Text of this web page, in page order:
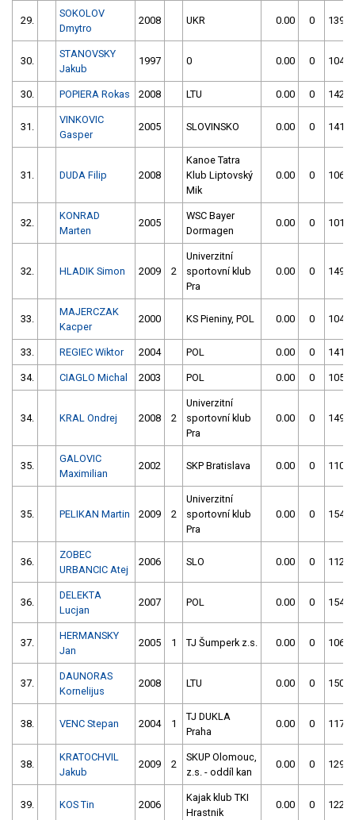
29.
SOKOLOV
Dmytro
2008 UKR 0.00 0
30.
STANOVSKY
Jakub
1997 0 0.00 0
30. POPIERA Rokas 2008 LTU 0.00 0
31.
VINKOVIC
Gasper
2005 SLOVINSKO 0.00 0
31. DUDA Filip 2008
Kanoe Tatra
Klub Liptovský
Mik
0.00 0
32.
KONRAD
Marten
2005
WSC Bayer
Dormagen
0.00 0
32. HLADIK Simon 2009 2
Univerzitní
sportovní klub
Pra
0.00 0
33.
MAJERCZAK
Kacper
2000 KS Pieniny, POL 0.00 0
33. REGIEC Wiktor 2004 POL 0.00 0
34. CIAGLO Michal 2003 POL 0.00 0
34. KRAL Ondrej 2008 2
Univerzitní
sportovní klub
Pra
0.00 0
35.
GALOVIC
Maximilian
2002 SKP Bratislava 0.00 0
35. PELIKAN Martin 2009 2
Univerzitní
sportovní klub
Pra
0.00 0
36.
ZOBEC
URBANCIC Atej
2006 SLO 0.00 0
36.
DELEKTA
Lucjan
2007 POL 0.00 0
37.
HERMANSKY
Jan
2005 1 TJ Šumperk z.s. 0.00 0
37.
DAUNORAS
Kornelijus
2008 LTU 0.00 0
38. VENC Stepan 2004 1
TJ DUKLA
Praha
0.00 0
38.
KRATOCHVIL
Jakub
2009 2
SKUP Olomouc,
z.s. - oddíl kan
0.00 0
39. KOS Tin 2006
Kajak klub TKI
Hrastnik
0.00 0